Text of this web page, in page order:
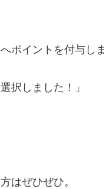
ポイントを付与しま
択しました！」
はぜひぜひ。